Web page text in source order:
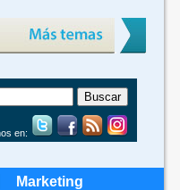
en:
Marketing